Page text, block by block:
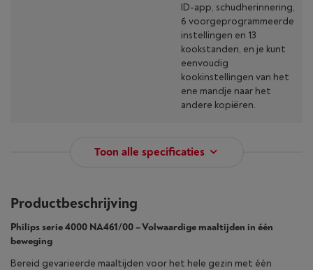
ID-app, schudherinnering,
6 voorgeprogrammeerde
instellingen en 13
kookstanden, en je kunt
eenvoudig
kookinstellingen van het
ene mandje naar het
andere kopiëren.
Toon alle specificaties
Productbeschrijving
Philips serie 4000 NA461/00 – Volwaardige maaltijden in één
beweging
Bereid gevarieerde maaltijden voor het hele gezin met één